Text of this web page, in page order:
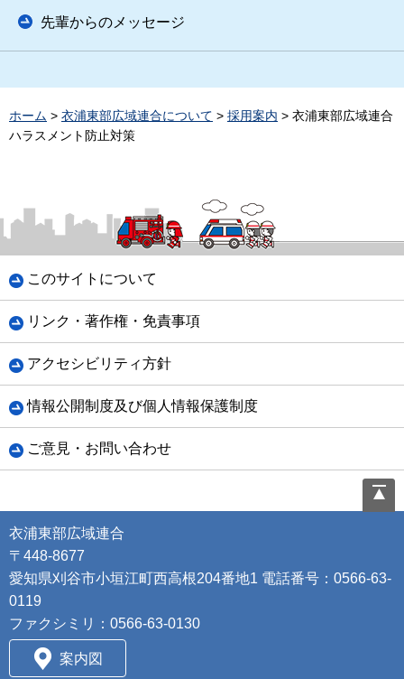
先輩からのメッセージ
ホーム > 衣浦東部広域連合について > 採用案内 > 衣浦東部広域連合
ハラスメント防止対策
このサイトについて
リンク・著作権・免責事項
アクセシビリティ方針
情報公開制度及び個人情報保護制度
ご意見・お問い合わせ
衣浦東部広域連合
〒448-8677
愛知県刈谷市小垣江町西高根204番地1 電話番号：0566-63-
0119
ファクシミリ：0566-63-0130
案内図